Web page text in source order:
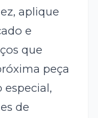
aplique
e
que
peça
de